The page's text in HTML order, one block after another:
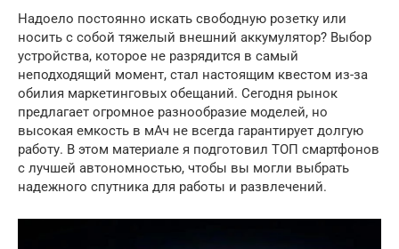
Надоело постоянно искать свободную розетку или
носить с собой тяжелый внешний аккумулятор? Выбор
устройства, которое не разрядится в самый
неподходящий момент, стал настоящим квестом из-за
обилия маркетинговых обещаний. Сегодня рынок
предлагает огромное разнообразие моделей, но
высокая емкость в мАч не всегда гарантирует долгую
работу. В этом материале я подготовил ТОП смартфонов
с лучшей автономностью, чтобы вы могли выбрать
надежного спутника для работы и развлечений.